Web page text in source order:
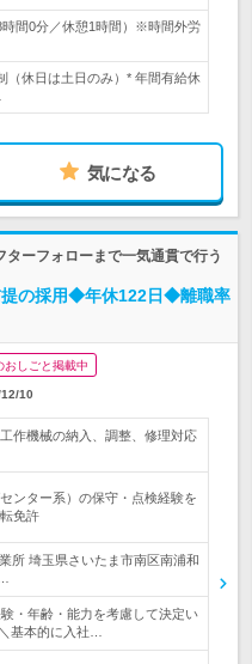
間0分／休憩1時間）※時間外労
（休日は土日のみ）* 年間有給休
気になる
ーフォローまで一気通貫で行う
提の採用◆年休122日◆離職率
おしごと掲載中
10
作機械の納入、調整、修理対応
ンター系）の保守・点検経験を
免許
所 埼玉県さいたま市南区南浦和
・年齢・能力を考慮して決定い
基本的に入社…